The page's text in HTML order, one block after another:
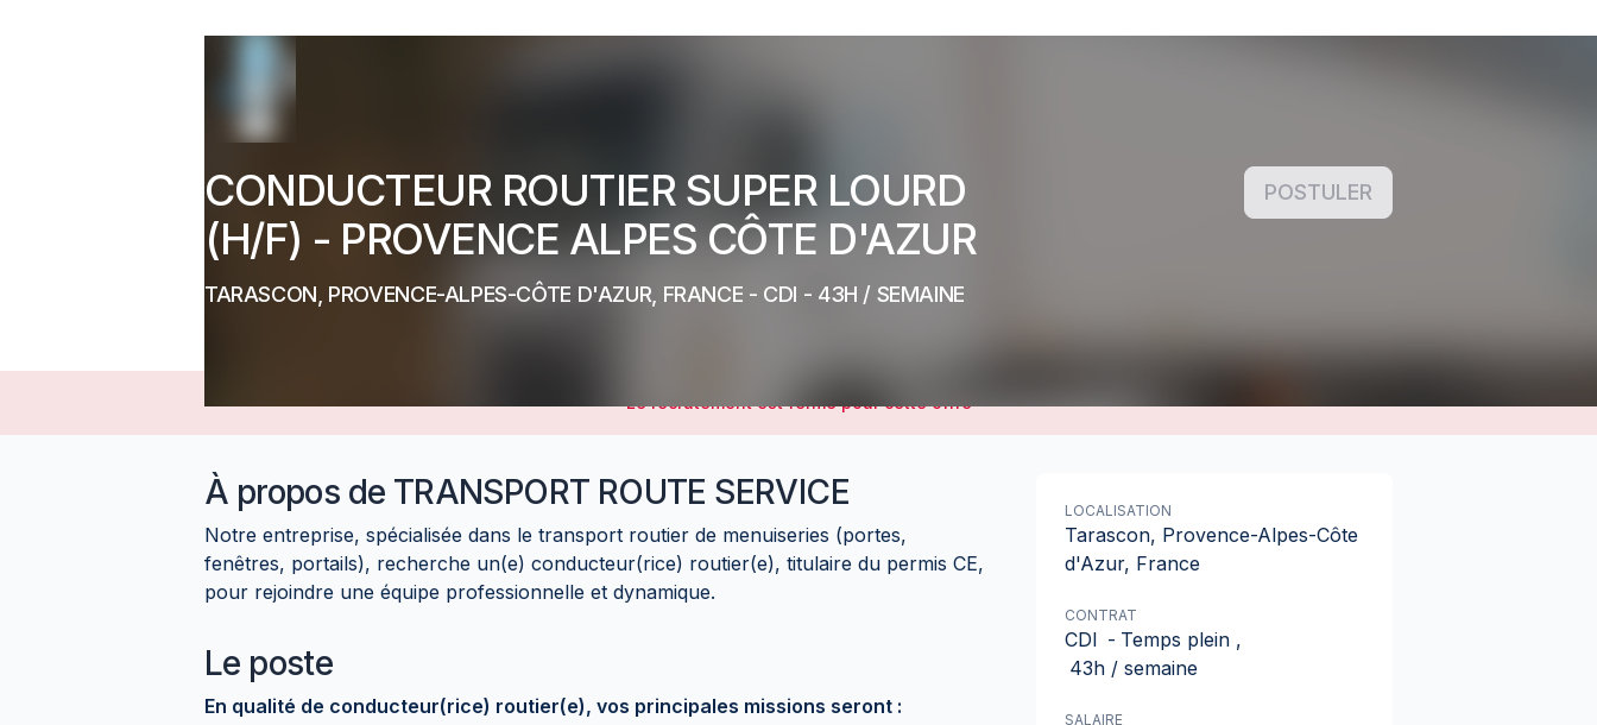
CONDUCTEUR ROUTIER SUPER LOURD
(H/F) - PROVENCE ALPES CÔTE D'AZUR
TARASCON, PROVENCE-ALPES-CÔTE D'AZUR, FRANCE - CDI - 43H / SEMAINE
POSTULER
Le recrutement est fermé pour cette offre
À propos de TRANSPORT ROUTE SERVICE
Notre entreprise, spécialisée dans le transport routier de menuiseries (portes,
fenêtres, portails), recherche un(e) conducteur(rice) routier(e), titulaire du permis CE,
pour rejoindre une équipe professionnelle et dynamique.
Le poste
En qualité de conducteur(rice) routier(e), vos principales missions seront :
LOCALISATION
Tarascon, Provence-Alpes-Côte
d'Azur, France
CONTRAT
CDI - Temps plein ,
43h / semaine
SALAIRE